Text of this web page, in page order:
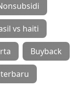
vs haiti
Buyback